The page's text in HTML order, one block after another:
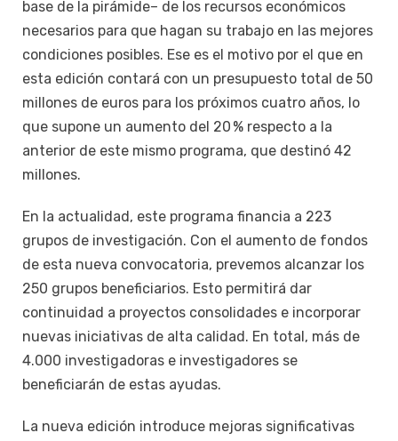
base de la pirámide– de los recursos económicos
necesarios para que hagan su trabajo en las mejores
condiciones posibles. Ese es el motivo por el que en
esta edición contará con un presupuesto total de 50
millones de euros para los próximos cuatro años, lo
que supone un aumento del 20 % respecto a la
anterior de este mismo programa, que destinó 42
millones.
En la actualidad, este programa financia a 223
grupos de investigación. Con el aumento de fondos
de esta nueva convocatoria, prevemos alcanzar los
250 grupos beneficiarios. Esto permitirá dar
continuidad a proyectos consolidades e incorporar
nuevas iniciativas de alta calidad. En total, más de
4.000 investigadoras e investigadores se
beneficiarán de estas ayudas.
La nueva edición introduce mejoras significativas